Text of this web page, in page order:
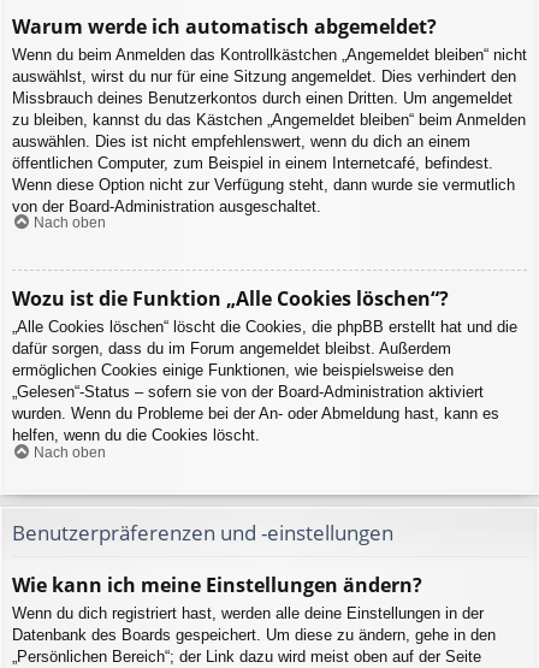
Warum werde ich automatisch abgemeldet?
Wenn du beim Anmelden das Kontrollkästchen „Angemeldet bleiben“ nicht
auswählst, wirst du nur für eine Sitzung angemeldet. Dies verhindert den
Missbrauch deines Benutzerkontos durch einen Dritten. Um angemeldet
zu bleiben, kannst du das Kästchen „Angemeldet bleiben“ beim Anmelden
auswählen. Dies ist nicht empfehlenswert, wenn du dich an einem
öffentlichen Computer, zum Beispiel in einem Internetcafé, befindest.
Wenn diese Option nicht zur Verfügung steht, dann wurde sie vermutlich
von der Board-Administration ausgeschaltet.
Nach oben
Wozu ist die Funktion „Alle Cookies löschen“?
„Alle Cookies löschen“ löscht die Cookies, die phpBB erstellt hat und die
dafür sorgen, dass du im Forum angemeldet bleibst. Außerdem
ermöglichen Cookies einige Funktionen, wie beispielsweise den
„Gelesen“-Status – sofern sie von der Board-Administration aktiviert
wurden. Wenn du Probleme bei der An- oder Abmeldung hast, kann es
helfen, wenn du die Cookies löscht.
Nach oben
Benutzerpräferenzen und -einstellungen
Wie kann ich meine Einstellungen ändern?
Wenn du dich registriert hast, werden alle deine Einstellungen in der
Datenbank des Boards gespeichert. Um diese zu ändern, gehe in den
„Persönlichen Bereich“; der Link dazu wird meist oben auf der Seite